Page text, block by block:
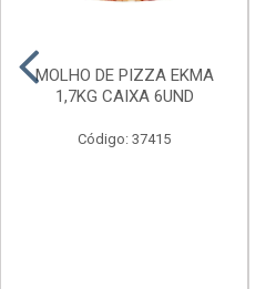
MOLHO DE PIZZA EKMA
1,7KG CAIXA 6UND
Código: 37415